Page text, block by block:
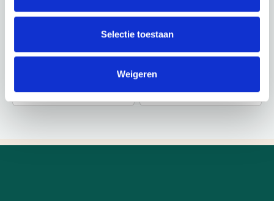
Selectie toestaan
Weigeren